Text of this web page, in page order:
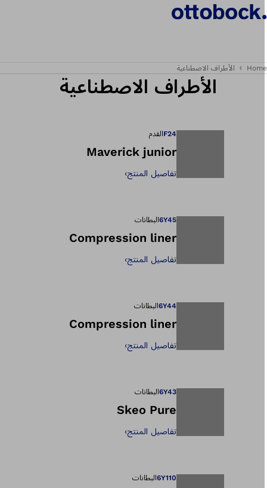
الأطراف الاصطناعية
الأطراف الاصطناعية
F24القدم
Maverick junior
تفاصيل المنتج›
6Y45البطانات
Compression liner
تفاصيل المنتج›
6Y44البطانات
Compression liner
تفاصيل المنتج›
6Y43البطانات
Skeo Pure
تفاصيل المنتج›
6Y110البطانات